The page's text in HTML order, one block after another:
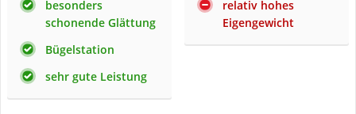
besonders
schonende Glättung
Bügelstation
sehr gute Leistung
relativ hohes
Eigengewicht